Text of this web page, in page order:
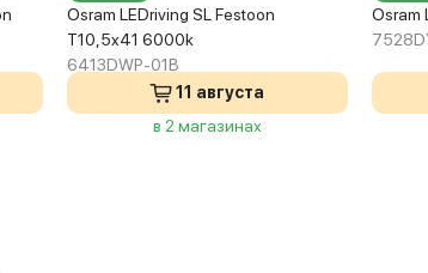
Osram LEDriving SL Festoon
T10,5x41 6000k
6413DWP-01B
11 августа
в 2 магазинах
Osram